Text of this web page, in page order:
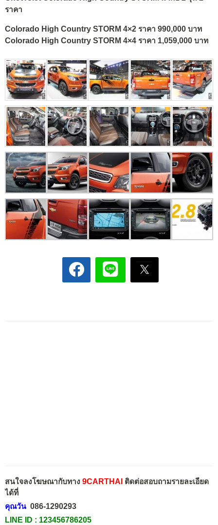
ราคา
Colorado High Country STORM 4×2 ราคา 990,000 บาท
Colorado High Country STORM 4×4 ราคา 1,059,000 บาท
สนใจลงโฆษณากับทาง 9CARTHAI ติดต่อสอบถามรายละเอียด
ได้ที่
คุณวัน 086-1290293
LINE ID : 123456786205